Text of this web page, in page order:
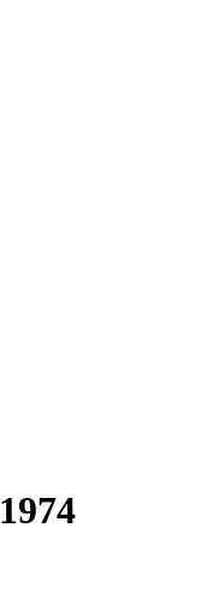
1974